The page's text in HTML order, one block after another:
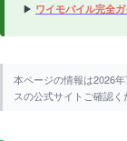
▶ ワイモバイル完全
本ページの情報は2026
スの公式サイトご確認く